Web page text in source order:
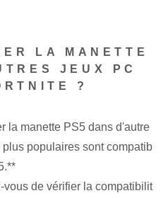
LA MANETTE
JEUX PC
?
la manette PS5 dans d'autre
populaires sont compatib
vous de vérifier la compatibilit